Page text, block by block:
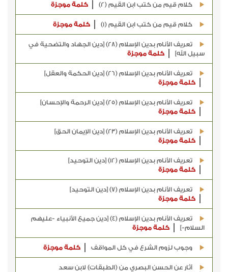
كلام قيم من كتب ابن القيم (2) كلمة موجزة
كلام قيم من كتب ابن القيم (1) كلمة موجزة
تعريف الأنام بدين الإسلام (28) [دين الجهاد والتضحية في
سبيل الله]
كلمة موجزة
تعريف الأنام بدين الإسلام (26) [دين الحكمة والعقل]
كلمة موجزة
تعريف الأنام بدين الإسلام (25) [دين الرحمة والإحسان]
كلمة موجزة
تعريف الأنام بدين الإسلام (23) [دين الإيمان الحق]
كلمة موجزة
تعريف الأنام بدين الإسلام (12) [دين التوحيد]
كلمة موجزة
تعريف الأنام بدين الإسلام (7) [دين التوحيد]
كلمة موجزة
تعريف الأنام بدين الإسلام (4) [دين جميع الأنبياء -عليهم
السلام-]
كلمة موجزة
وجوب لزوم الشرع في كل المواقف كلمة موجزة
آثار عن الحسن البصري من (الطبقات) لابن سعد